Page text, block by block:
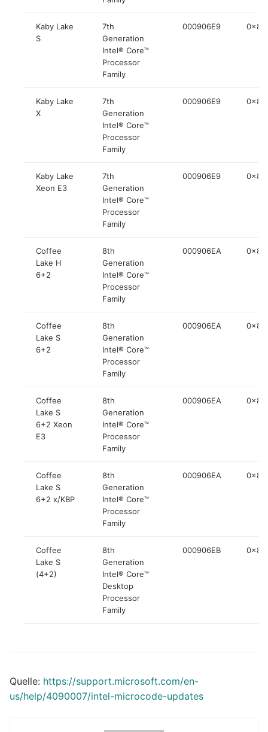
Kaby Lake
S
7th
Generation
Intel® Core™
Processor
Family
000906E9 0x84
Kaby Lake
X
7th
Generation
Intel® Core™
Processor
Family
000906E9 0x84
Kaby Lake
Xeon E3
7th
Generation
Intel® Core™
Processor
Family
000906E9 0x84
Coffee
Lake H
6+2
8th
Generation
Intel® Core™
Processor
Family
000906EA 0x84
Coffee
Lake S
6+2
8th
Generation
Intel® Core™
Processor
Family
000906EA 0x84
Coffee
Lake S
6+2 Xeon
E3
8th
Generation
Intel® Core™
Processor
Family
000906EA 0x84
Coffee
Lake S
6+2 x/KBP
8th
Generation
Intel® Core™
Processor
Family
000906EA 0x84
Coffee
Lake S
(4+2)
8th
Generation
Intel® Core™
Desktop
Processor
Family
000906EB 0x84
Quelle: https://support.microsoft.com/en-
us/help/4090007/intel-microcode-updates